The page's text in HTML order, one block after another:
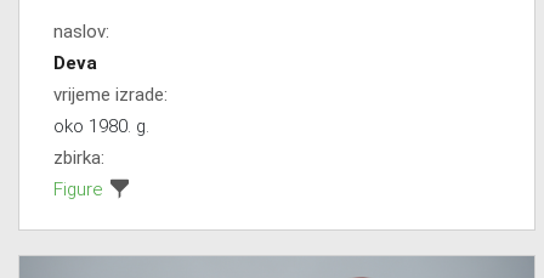
naslov:
Deva
vrijeme izrade:
oko 1980. g.
zbirka:
Figure